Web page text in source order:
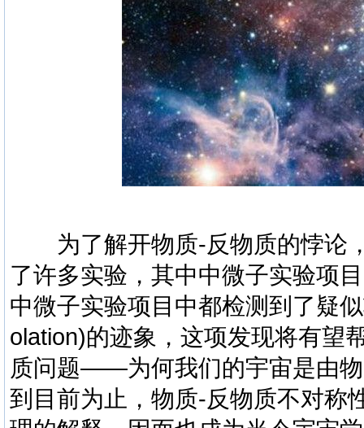
为了解开物质-反物质的悖论
了许多实验，其中中微子实验项
中微子实验项目中都检测到了疑
olation)的迹象，这项发现将有望
质问题——为何我们的宇宙是由
到目前为止，物质-反物质不对称